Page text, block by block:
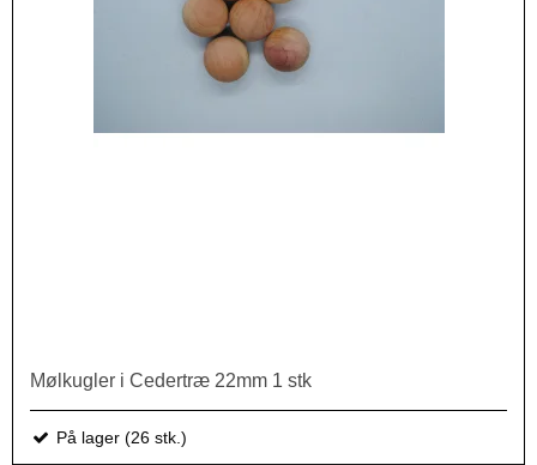
Mølkugler i Cedertræ 22mm 1 stk
På lager (26 stk.)